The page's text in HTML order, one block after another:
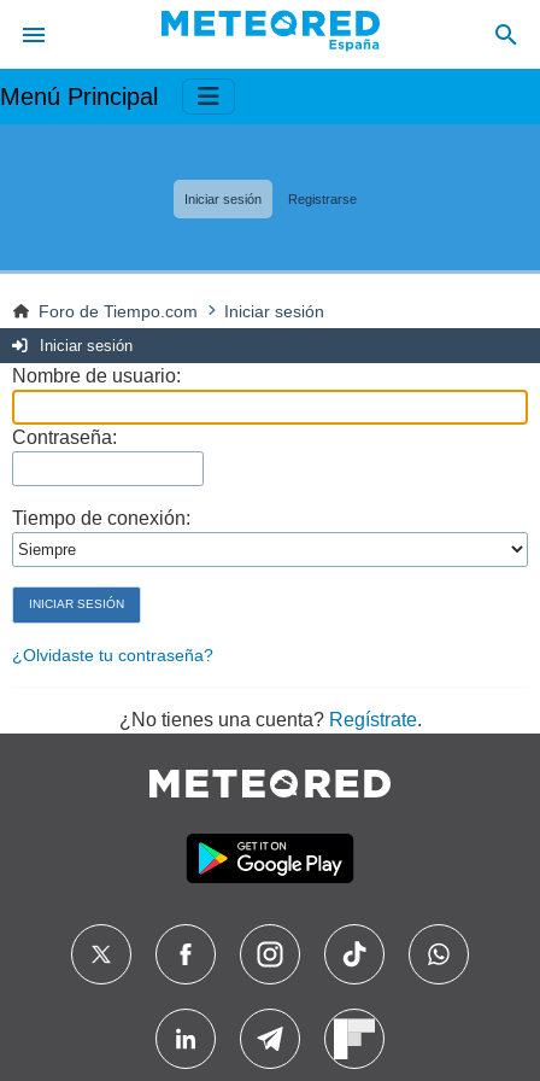
Menú Principal
Iniciar sesión Registrarse
Foro de Tiempo.com Iniciar sesión
Iniciar sesión
Nombre de usuario:
Contraseña:
Tiempo de conexión:
¿Olvidaste tu contraseña?
¿No tienes una cuenta? Regístrate.